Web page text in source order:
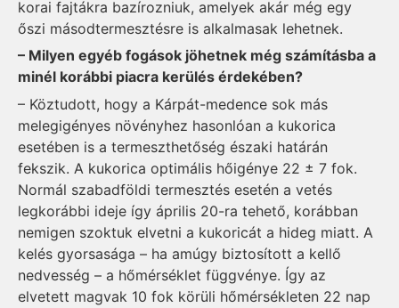
korai fajtákra bazírozniuk, amelyek akár még egy
őszi másodtermesztésre is alkalmasak lehetnek.
– Milyen egyéb fogások jöhetnek még számításba a
minél korábbi piacra kerülés érdekében?
– Köztudott, hogy a Kárpát-medence sok más
melegigényes növényhez hasonlóan a kukorica
esetében is a termeszthetőség északi határán
fekszik. A kukorica optimális hőigénye 22 ± 7 fok.
Normál szabadföldi termesztés esetén a vetés
legkorábbi ideje így április 20-ra tehető, korábban
nemigen szoktuk elvetni a kukoricát a hideg miatt. A
kelés gyorsasága – ha amúgy biztosított a kellő
nedvesség – a hőmérséklet függvénye. Így az
elvetett magvak 10 fok körüli hőmérsékleten 22 nap